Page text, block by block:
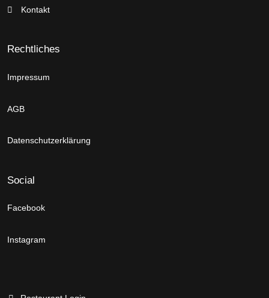
Kontakt
Rechtliches
Impressum
AGB
Datenschutzerklärung
Social
Facebook
Instagram